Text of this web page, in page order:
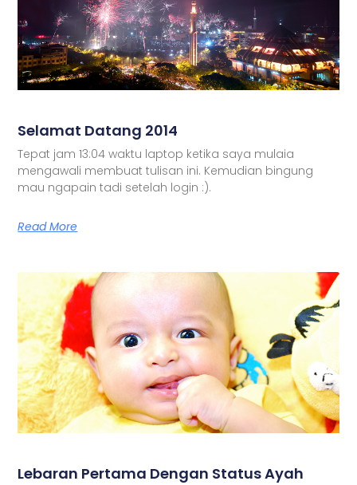
Selamat Datang 2014
Tepat jam 13:04 waktu laptop ketika saya mulaia
mengawali membuat tulisan ini. Kemudian bingung
mau ngapain tadi setelah login :).
Read More
Lebaran Pertama Dengan Status Ayah